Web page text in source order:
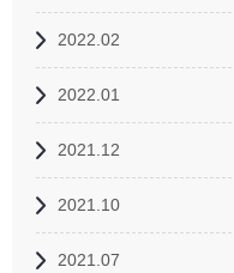
2022.02
2022.01
2021.12
2021.10
2021.07